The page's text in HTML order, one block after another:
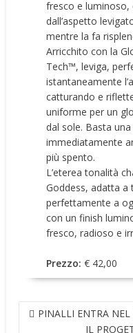
fresco e luminoso,
dall’aspetto
mentre la fa
Arricchito con la
Tech™, leviga,
istantaneamente
catturando e
uniforme per un
dal sole. Basta
immediatamente
più spento.
L’eterea tonalità
Goddess, adatta a
perfettamente a
con un finish
fresco, radioso e
Prezzo: € 42,00
NAVIGAZIONE
ARTICOLI
PINALLI ENTRA
IL